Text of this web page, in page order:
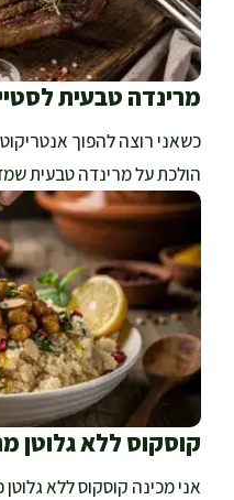
מרינדה טבעית
כשאני רוצה להפוך
הולכת על מרינדה טבעית
קוסקוס ללא גלוטן
אני מכינה קוסקוס ללא